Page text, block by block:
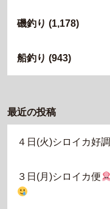
磯釣り (1,178)
船釣り (943)
最近の投稿
４日(火)シロイカ好調
３日(月)シロイカ便